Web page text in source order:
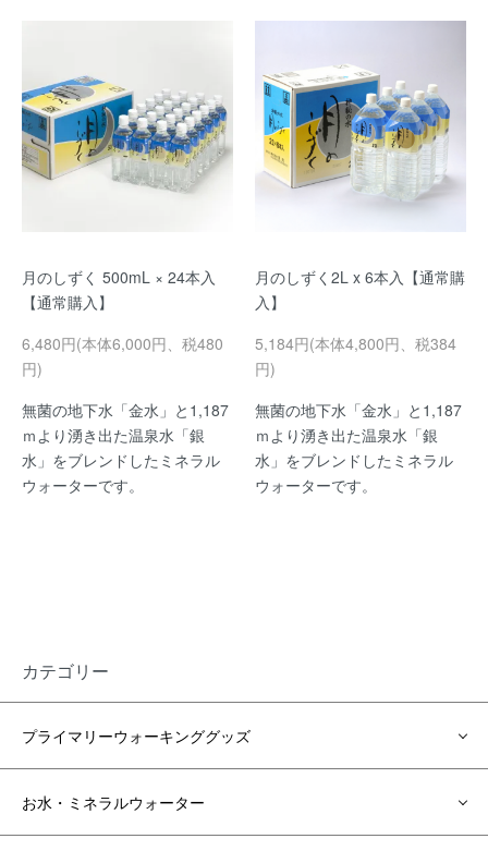
月のしずく 500mL × 24本入
【通常購入】
6,480円(本体6,000円、税480
円)
無菌の地下水「金水」と1,187
ｍより湧き出た温泉水「銀
水」をブレンドしたミネラル
ウォーターです。
月のしずく2L x 6本入【通常購
入】
5,184円(本体4,800円、税384
円)
無菌の地下水「金水」と1,187
ｍより湧き出た温泉水「銀
水」をブレンドしたミネラル
ウォーターです。
カテゴリー
プライマリーウォーキンググッズ
お水・ミネラルウォーター